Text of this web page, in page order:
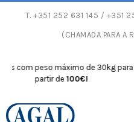
T. +351 252 631 145 / +351
(CHAMADA PARA A
peso máximo de 30kg para
partir de100€!